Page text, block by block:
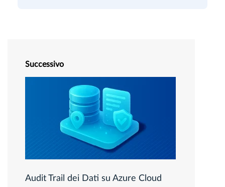
Successivo
Audit Trail dei Dati su Azure Cloud